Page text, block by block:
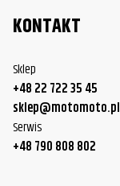
KONTAKT
Sklep
+48 22 722 35 45
sklep@motomoto.pl
Serwis
+48 790 808 802